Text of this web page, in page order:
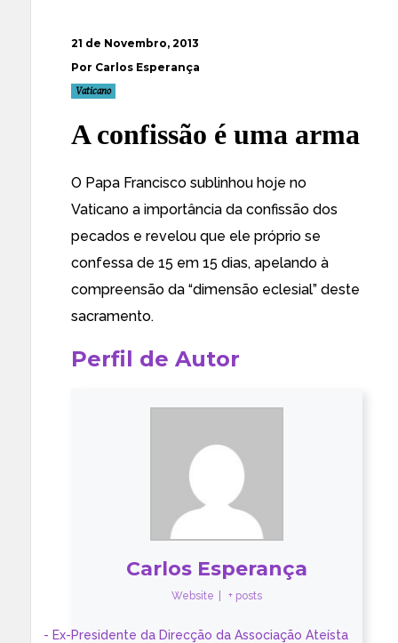
21 de Novembro, 2013
Por Carlos Esperança
Vaticano
A confissão é uma arma
O Papa Francisco sublinhou hoje no
Vaticano a importância da confissão dos
pecados e revelou que ele próprio se
confessa de 15 em 15 dias, apelando à
compreensão da “dimensão eclesial” deste
sacramento.
Perfil de Autor
Carlos Esperança
Website + posts
- Ex-Presidente da Direcção da Associação Ateísta